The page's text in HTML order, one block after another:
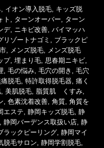
イオン導入脱毛 キッズ脱
ト ターンオーバー
ターン
デ, ニキビ改善 ,バイマッハ
リゾートナゴミ
ブラックピ
メンズ脱毛
メンズ脱毛
プ,埋まり毛 思春期ニキビ
,毛の悩み ,毛穴の開き ,毛穴
痛脱毛 ,特許取得脱毛器 ,痛く
,美肌脱毛 脂質肌 くすみ
,色素沈着改善 ,角質 ,角質を
エステ ,静岡キッズ脱毛 ,静
,静岡バーデンス取扱い店 ,静
ラックピーリング ,静岡マイ
脱毛サロン ,静岡学割脱毛